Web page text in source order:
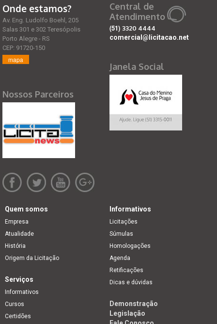
Onde estamos?
Av. Eng. Ludolfo Boehl, 205
Salas 301 e 302 Teresópolis
Porto Alegre - RS
CEP: 91720-150
mapa
Nossos Parceiros
Central de
Atendimento
(51) 3320 4444
comercial@licitacao.net
Janela Social
Quem somos
Empresa
Atualidade
História
Origem da Licitação
Informativos
Licitações
Súmulas
Homologações
Agenda
Retificações
Dicas e dúvidas
Serviços
Informativos
Cursos
Certidões
Demonstração
Legislação